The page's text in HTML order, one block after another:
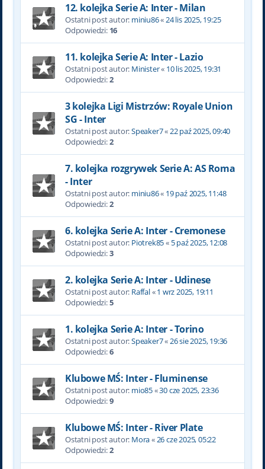
12. kolejka Serie A: Inter - Milan
Ostatni post autor: miniu86«24 lis 2025, 19:25
Odpowiedzi: 16
11. kolejka Serie A: Inter - Lazio
Ostatni post autor: Minister« 10 lis 2025, 19:31
Odpowiedzi:2
3 kolejka Ligi Mistrzów: Royale Union
SG - Inter
Ostatni post autor:Speaker7«22 paź 2025, 09:40
Odpowiedzi:2
7. kolejka rozgrywek Serie A: AS Roma
- Inter
Ostatni post autor: miniu86« 19 paź 2025, 11:48
Odpowiedzi:2
6. kolejka Serie A: Inter - Cremonese
Ostatni post autor: Piotrek85« 5 paź 2025, 12:08
Odpowiedzi:3
2. kolejka Serie A: Inter - Udinese
Ostatni post autor: Raffal«1 wrz 2025, 19:11
Odpowiedzi:5
1. kolejka Serie A: Inter - Torino
Ostatni post autor:Speaker7«26 sie 2025, 19:36
Odpowiedzi:6
Klubowe MŚ: Inter - Fluminense
Ostatni post autor: mio85«30 cze 2025, 23:36
Odpowiedzi:9
Klubowe MŚ: Inter - River Plate
Ostatni post autor: Mora«26 cze 2025, 05:22
Odpowiedzi:2